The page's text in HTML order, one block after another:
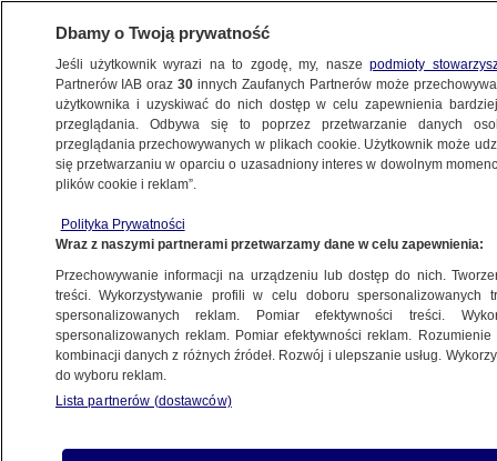
RZESZÓW
wykorzystywanie dzieci, teraz
przed sądem staje ich matka
Martyna Sokołowska
31.03.2023, 07:54
Dbamy o Twoją prywatność
Jeśli użytkownik wyrazi na to zgodę, my, naszepodmioty
Partnerów IAB oraz30 innych Zaufanych Partnerów może
użytkownika i uzyskiwać do nich dostęp w celu zapewnienia
przeglądania. Odbywa się to poprzez przetwarzanie danych
przeglądania przechowywanych w plikach cookie. Użytkownik może
się przetwarzaniu w oparciu o uzasadniony interes w dowolnym
plików cookie i reklam”.
Polityka Prywatności
Wraz z naszymi partnerami przetwarzamy dane w celu zapewnienia:
Przechowywanie informacji na urządzeniu lub dostęp do nich.
treści. Wykorzystywanie profili w celu doboru spersonalizowanych
spersonalizowanych reklam. Pomiar efektywności treści.
spersonalizowanych reklam. Pomiar efektywności reklam.
kombinacji danych z różnych źródeł. Rozwój i ulepszanie usług.
do wyboru reklam.
Lista partnerów (dostawców)